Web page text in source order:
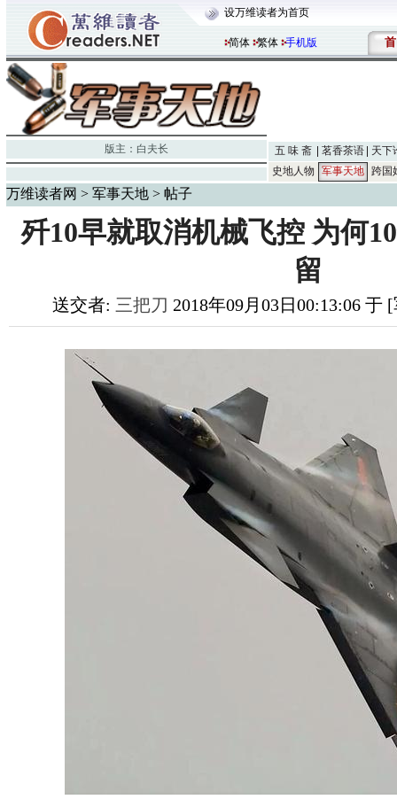
设万维读者为首页
简体 繁体 手机版 首
版主： 白夫长 五 味 斋 茗香茶语
天下
史地人物
军事天地 跨国
万维读者网 > 军事天地 > 帖子
歼10早就取消机械飞控 为何
留
送交者: 三把刀 2018年09月03日00:13:06 于